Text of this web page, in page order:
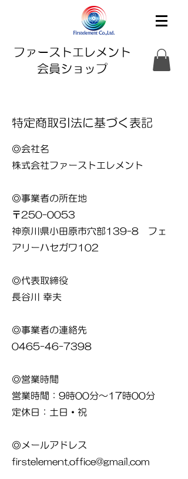
ファーストエレメント
会員ショップ
特定商取引法に基づく表記
◎会社名
株式会社ファーストエレメント
◎事業者の所在地
〒250-0053
神奈川県小田原市穴部139-8 フェ
アリーハセガワ102
◎代表取締役
長谷川 幸夫
◎事業者の連絡先
0465-46-7398
◎営業時間
営業時間：9時00分～17時00分
定休日：土日・祝
◎メールアドレス
firstelement.office@gmail.com